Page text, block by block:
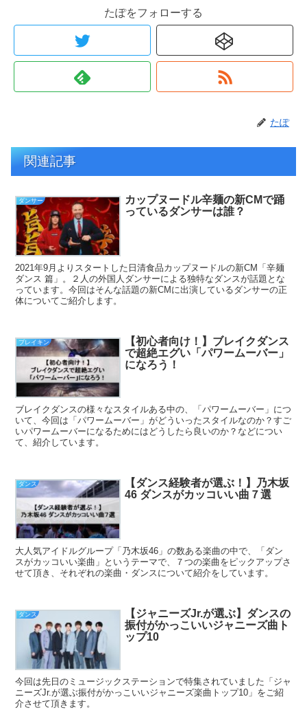
たぽをフォローする
たぽ
関連記事
ダンサー
カップヌードル辛麺の新CMで踊
っているダンサーは誰？
2021年9月よりスタートした日清食品カップヌードルの新CM「辛麺
ダンス 篇」。２人の外国人ダンサーによる独特なダンスが話題とな
っています。今回はそんな話題の新CMに出演しているダンサーの正
体についてご紹介します。
ブレイキン
【初心者向け！】ブレイクダンス
で超絶エグい「パワームーバー」
になろう！
ブレイクダンスの様々なスタイルある中の、「パワームーバー」につ
いて、今回は「パワームーバー」がどういったスタイルなのか？すご
いパワームーバーになるためにはどうしたら良いのか？などについ
て、紹介しています。
ダンス
【ダンス経験者が選ぶ！】乃木坂
46 ダンスがカッコいい曲７選
大人気アイドルグループ「乃木坂46」の数ある楽曲の中で、「ダン
スがカッコいい楽曲」というテーマで、７つの楽曲をピックアップさ
せて頂き、それぞれの楽曲・ダンスについて紹介をしています。
ダンス
【ジャニーズJr.が選ぶ】ダンスの
振付がかっこいいジャニーズ曲ト
ップ10
今回は先日のミュージックステーションで特集されていました「ジャ
ニーズJr.が選ぶ振付がかっこいいジャニーズ楽曲トップ10」をご紹
介させて頂きます。